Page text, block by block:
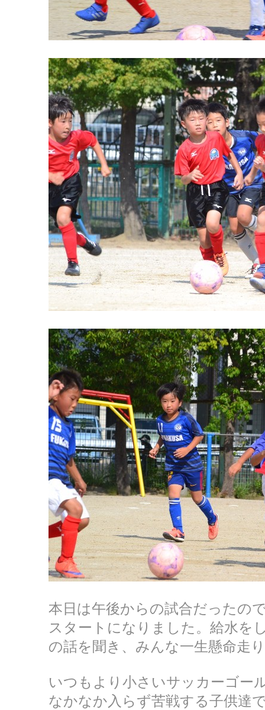
本日は午後からの試合だったの
スタートになりました。給水を
の話を聞き、みんな一生懸命走
いつもより小さいサッカーゴー
なかなか入らず苦戦する子供達